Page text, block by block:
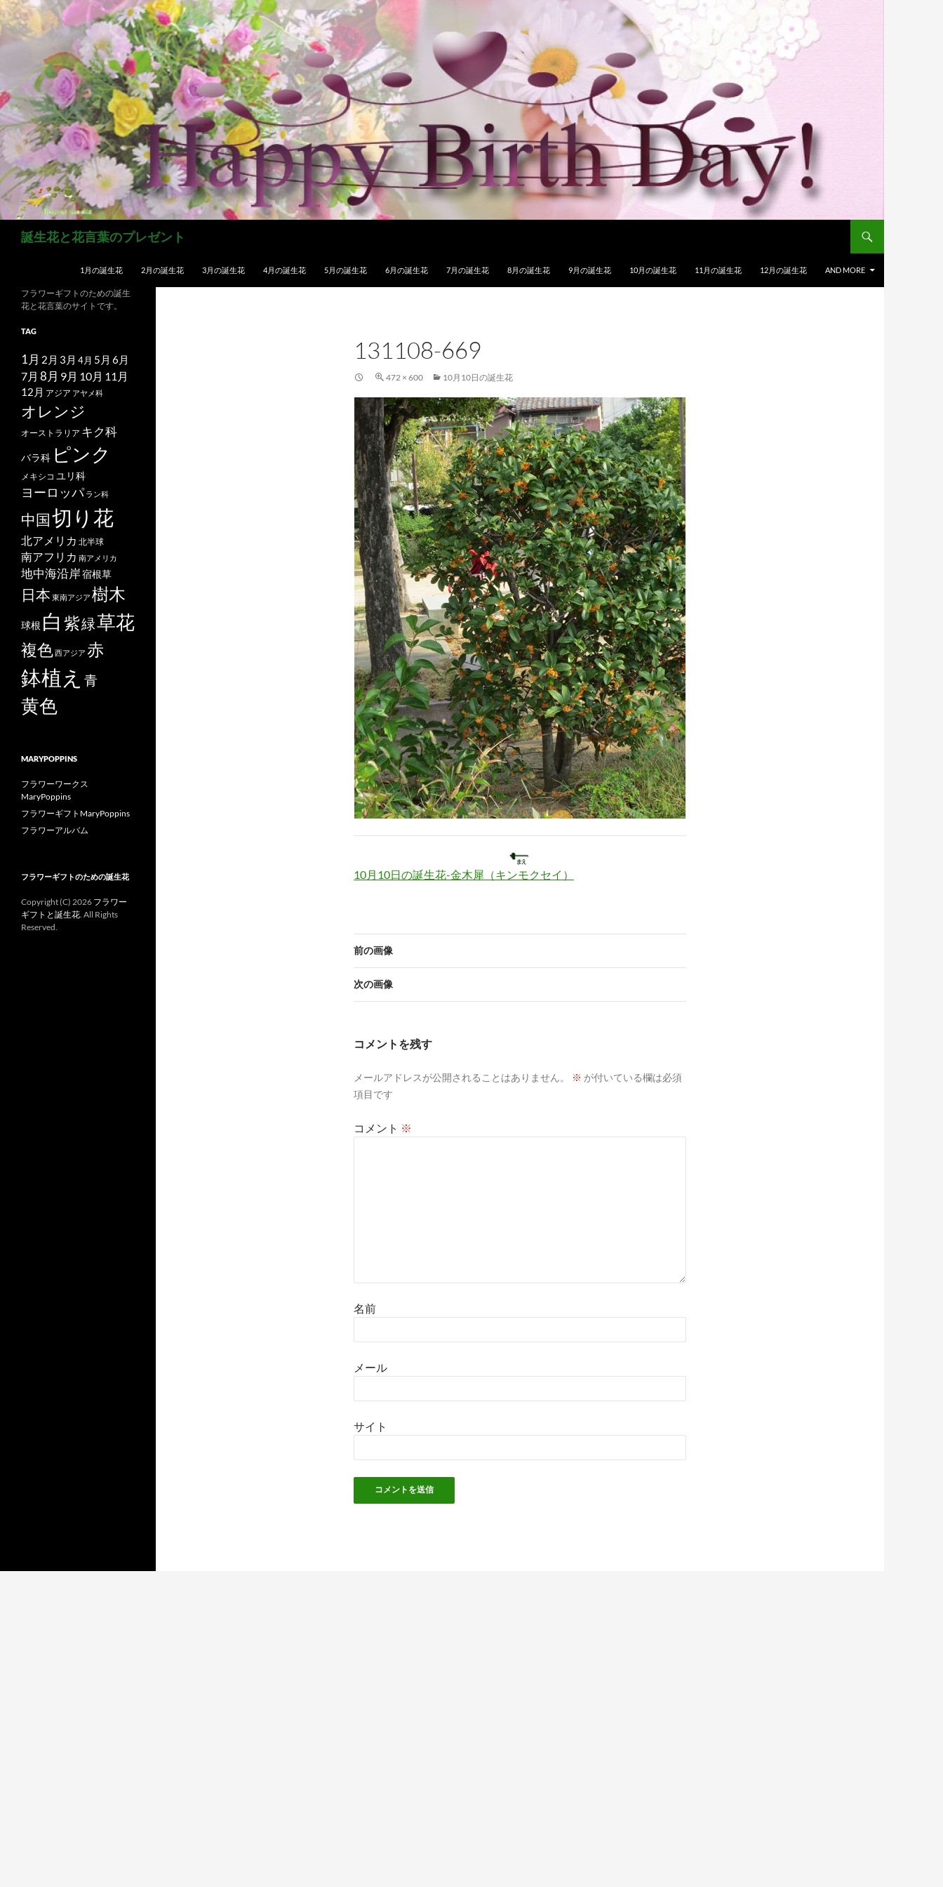
コ
ン
ツ
へ
ス
キ
ッ
プ
誕生花と花言葉のプレゼント
1月の誕生花 2月の誕生花 3月の誕生花 4月の誕生花 5月の誕生花 6月の誕生花 7月の誕生花 8月の誕生花 9月の誕生花 10月の誕生花 11月の誕生花 12月の誕生花 AND MORE
131108-669
472 × 600 10月10日の誕生花
10月10日の誕生花-金木犀（キンモクセイ）
前の画像
次の画像
コメントを残す
メールアドレスが公開されることはありません。 ※ が付いている欄は必須
項目です
コメント ※
名前
メール
サイト
フラワーギフトのための誕生
花と花言葉のサイトです。
TAG
1月 2月 3月 4月 5月 6月
7月 8月 9月 10月 11月
12月 アジア アヤメ科
オレンジ
オーストラリア キク科
バラ科 ピンク
メキシコ ユリ科
ヨーロッパ ラン科
中国切り花
北アメリカ 北半球
南アフリカ 南アメリカ
地中海沿岸宿根草
日本 東南アジア 樹木
球根 白 紫緑草花
複色西アジア 赤
鉢植え 青
黄色
MARYPOPPINS
フラワーワークス
MaryPoppins
フラワーギフトMaryPoppins
フラワーアルバム
フラワーギフトのための誕生花
Copyright (C) 2026 フラワー
ギフトと誕生花. All Rights
Reserved.